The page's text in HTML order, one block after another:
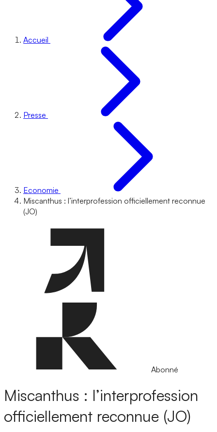
Accueil
Presse
Economie
Miscanthus : l’interprofession officiellement reconnue
(JO)
Abonné
Miscanthus : l’interprofession
officiellement reconnue (JO)